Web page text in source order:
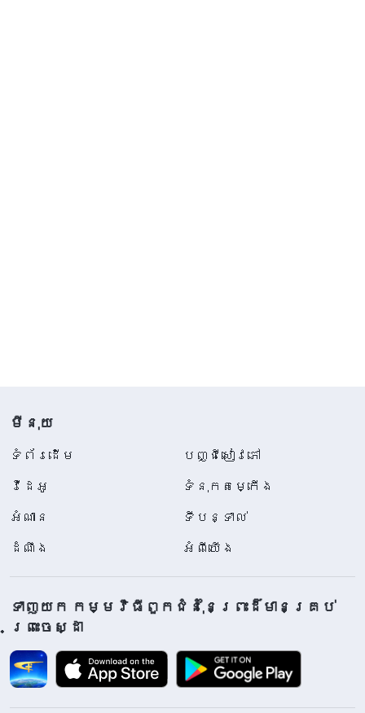
មីនុយ
ទំព័រ​ដើម
បញ្ជីសៀវភៅ
វីដេអូ
ទំនុកតម្កើង
អំណាន
ទីបន្ទាល់
ដំណឹង
អំពីយើង
ទាញយក កម្មវិធីពួកជំនុំនៃព្រះដ៏មានគ្រប់
ព្រះចេស្ដា